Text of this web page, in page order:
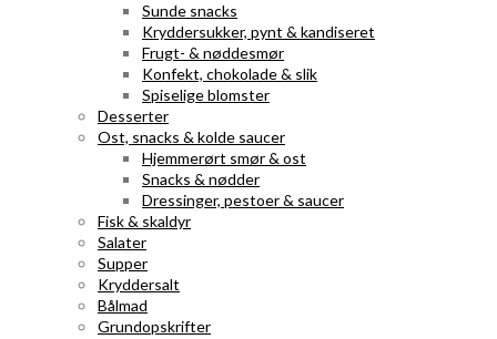
Sunde snacks
Kryddersukker, pynt & kandiseret
Frugt- & nøddesmør
Konfekt, chokolade & slik
Spiselige blomster
Desserter
Ost, snacks & kolde saucer
Hjemmerørt smør & ost
Snacks & nødder
Dressinger, pestoer & saucer
Fisk & skaldyr
Salater
Supper
Kryddersalt
Bålmad
Grundopskrifter